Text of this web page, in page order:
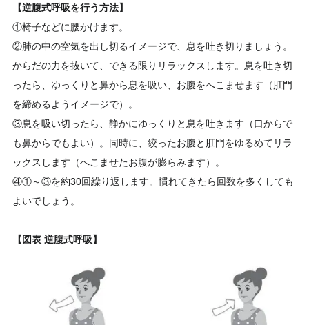
【逆腹式呼吸を行う方法】
①椅子などに腰かけます。
②肺の中の空気を出し切るイメージで、息を吐き切りましょう。
からだの力を抜いて、できる限りリラックスします。息を吐き切
ったら、ゆっくりと鼻から息を吸い、お腹をへこませます（肛門
を締めるようイメージで）。
③息を吸い切ったら、静かにゆっくりと息を吐きます（口からで
も鼻からでもよい）。同時に、絞ったお腹と肛門をゆるめてリラ
ックスします（へこませたお腹が膨らみます）。
④①～③を約30回繰り返します。慣れてきたら回数を多くしても
よいでしょう。
【図表 逆腹式呼吸】